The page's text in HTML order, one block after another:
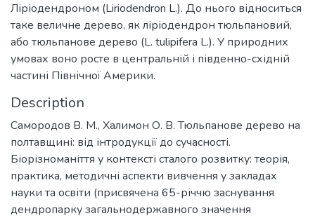
Ліріодендроном (Liriodendron L.). До нього відноситься
таке величне дерево, як ліріодендрон тюльпановий,
або тюльпанове дерево (L. tulipifera L.). У природних
умовах воно росте в центральній і південно-східній
частині Північної Америки.
Description
Самородов В. М., Халимон О. В. Тюльпанове дерево на
полтавщині: від інтродукції до сучасності.
Біорізноманіття у контексті сталого розвитку: теорія,
практика, методичні аспекти вивчення у закладах
науки та освіти (присвячена 65-річчю заснування
дендропарку загальнодержавного значення